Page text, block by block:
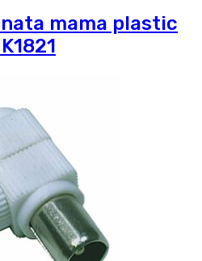
mama plastic